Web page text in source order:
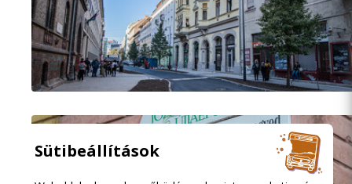
Sütibeállítások